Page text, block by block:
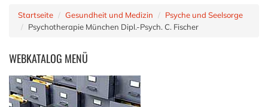
Startseite Gesundheit und Medizin
Psyche und Seelsorge
Psychotherapie München Dipl.-Psych. C. Fischer
WEBKATALOG MENÜ